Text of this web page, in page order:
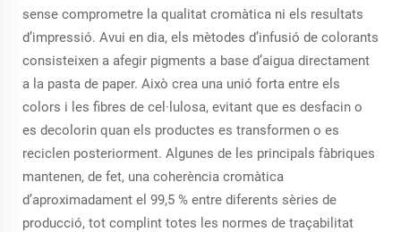
sense comprometre la qualitat cromàtica ni els resultats
d’impressió. Avui en dia, els mètodes d’infusió de colorants
consisteixen a afegir pigments a base d’aigua directament
a la pasta de paper. Això crea una unió forta entre els
colors i les fibres de cel·lulosa, evitant que es desfacin o
es decolorin quan els productes es transformen o es
reciclen posteriorment. Algunes de les principals fàbriques
mantenen, de fet, una coherència cromàtica
d’aproximadament el 99,5 % entre diferents sèries de
producció, tot complint totes les normes de traçabilitat